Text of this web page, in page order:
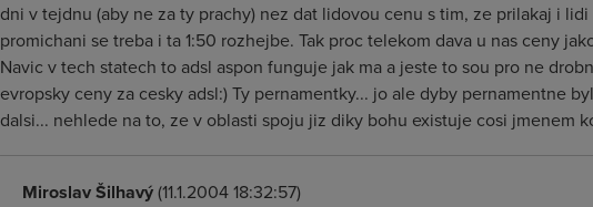
dni v tejdnu (aby ne za ty prachy) nez dat lidovou cenu s tim, ze prilakaj i
promichani se treba i ta 1:50 rozhejbe. Tak proc telekom dava u nas ceny
Navic v tech statech to adsl aspon funguje jak ma a jeste to sou pro ne
evropsky ceny za cesky adsl:) Ty pernamentky... jo ale dyby pernamentne
dalsi... nehlede na to, ze v oblasti spoju jiz diky bohu existuje cosi jmenem
Miroslav Šilhavý(11.1.2004 18:32:57)